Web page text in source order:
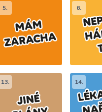
5. 6.
13. 14.